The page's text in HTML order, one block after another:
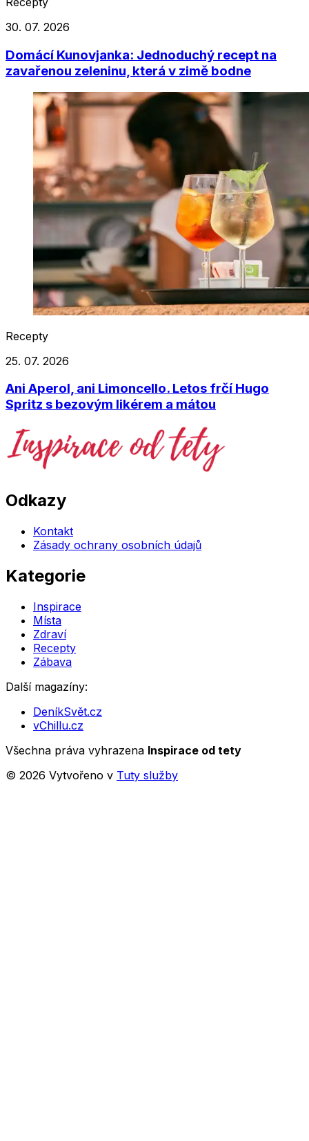
30. 07. 2026
Domácí Kunovjanka: Jednoduchý recept na
zavařenou zeleninu, která v zimě bodne
Recepty
25. 07. 2026
Ani Aperol, ani Limoncello. Letos frčí Hugo
Spritz s bezovým likérem a mátou
Odkazy
Kontakt
Zásady ochrany osobních údajů
Kategorie
Inspirace
Místa
Zdraví
Recepty
Zábava
Další magazíny:
DeníkSvět.cz
vChillu.cz
Všechna práva vyhrazena Inspirace od tety
© 2026 Vytvořeno v Tuty služby